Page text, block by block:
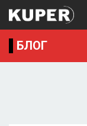
БЛОГ